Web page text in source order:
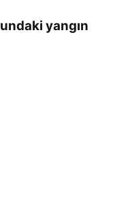
yangın